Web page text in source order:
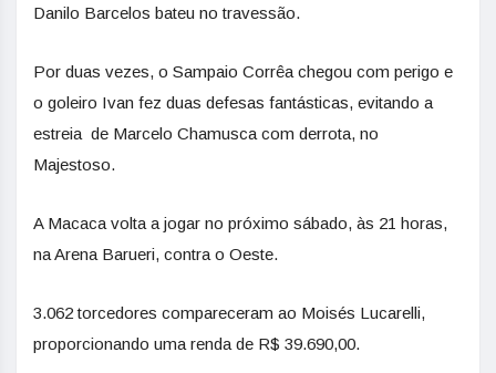
Danilo Barcelos bateu no travessão.
Por duas vezes, o Sampaio Corrêa chegou com perigo e
o goleiro Ivan fez duas defesas fantásticas, evitando a
estreia de Marcelo Chamusca com derrota, no
Majestoso.
A Macaca volta a jogar no próximo sábado, às 21 horas,
na Arena Barueri, contra o Oeste.
3.062 torcedores compareceram ao Moisés Lucarelli,
proporcionando uma renda de R$ 39.690,00.